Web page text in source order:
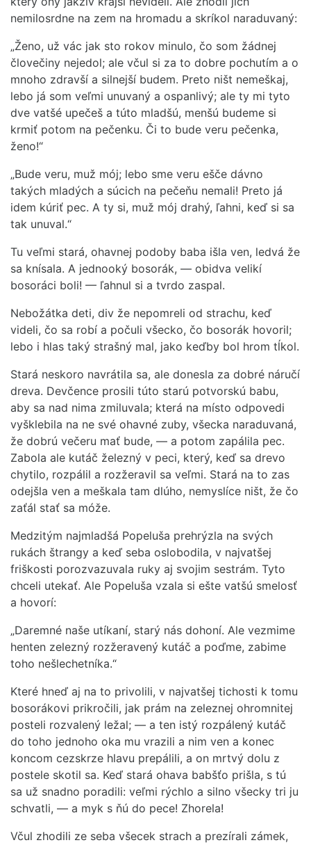
nemilosrdne na zem na hromadu a skríkol naraduvaný:
„Ženo, už vác jak sto rokov minulo, čo som žádnej
človečiny nejedol; ale včul si za to dobre pochutím a o
mnoho zdravší a silnejší budem. Preto ništ nemeškaj,
lebo já som veľmi unuvaný a ospanlivý; ale ty mi tyto
dve vatšé upečeš a túto mladšú, menšú budeme si
krmiť potom na pečenku. Či to bude veru pečenka,
ženo!“
„Bude veru, muž mój; lebo sme veru ešče dávno
takých mladých a súcich na pečeňu nemali! Preto já
idem kúriť pec. A ty si, muž mój drahý, ľahni, keď si sa
tak unuval.“
Tu veľmi stará, ohavnej podoby baba išla ven, ledvá že
sa knísala. A jednooký bosorák, — obidva velikí
bosoráci boli! — ľahnul si a tvrdo zaspal.
Nebožátka deti, div že nepomreli od strachu, keď
videli, čo sa robí a počuli všecko, čo bosorák hovoril;
lebo i hlas taký strašný mal, jako keďby bol hrom tĺkol.
Stará neskoro navrátila sa, ale donesla za dobré náručí
dreva. Devčence prosili túto starú potvorskú babu,
aby sa nad nima zmiluvala; která na místo odpovedi
vyšklebila na ne své ohavné zuby, všecka naraduvaná,
že dobrú večeru mať bude, — a potom zapálila pec.
Zabola ale kutáč železný v peci, který, keď sa drevo
chytilo, rozpálil a rozžeravil sa veľmi. Stará na to zas
odejšla ven a meškala tam dlúho, nemyslíce ništ, že čo
zaťál stať sa móže.
Medzitým najmladšá Popeluša prehrýzla na svých
rukách štrangy a keď seba oslobodila, v najvatšej
friškosti porozvazuvala ruky aj svojim sestrám. Tyto
chceli utekať. Ale Popeluša vzala si ešte vatšú smelosť
a hovorí:
„Daremné naše utíkaní, starý nás dohoní. Ale vezmime
henten zelezný rozžeravený kutáč a poďme, zabime
toho nešlechetníka.“
Které hneď aj na to privolili, v najvatšej tichosti k tomu
bosorákovi prikročili, jak prám na zeleznej ohromnitej
posteli rozvalený ležal; — a ten istý rozpálený kutáč
do toho jednoho oka mu vrazili a nim ven a konec
koncom cezskrze hlavu prepálili, a on mrtvý dolu z
postele skotil sa. Keď stará ohava babšťo prišla, s tú
sa už snadno poradili: veľmi rýchlo a silno všecky tri ju
schvatli, — a myk s ňú do pece! Zhorela!
Včul zhodili ze seba všecek strach a prezírali zámek,